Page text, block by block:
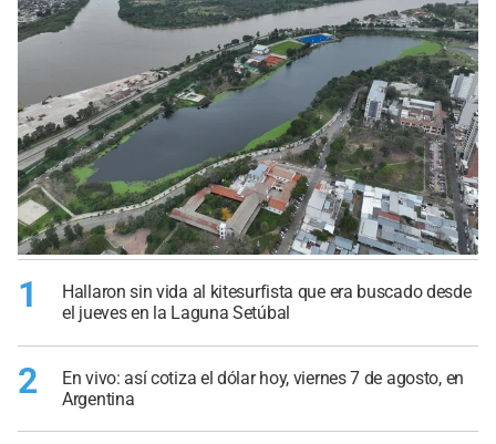
1
Hallaron sin vida al kitesurfista que era buscado desde
el jueves en la Laguna Setúbal
2
En vivo: así cotiza el dólar hoy, viernes 7 de agosto, en
Argentina